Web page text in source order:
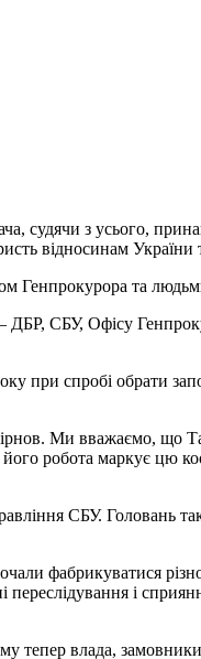
судячи з усього,
відносинам
Генпрокурора та
ДБР, СБУ, Офісу
при спробі обрати
Ми вважаємо, що
робота маркує цю
СБУ. Головань
фабрикуватися
і
тепер влада,